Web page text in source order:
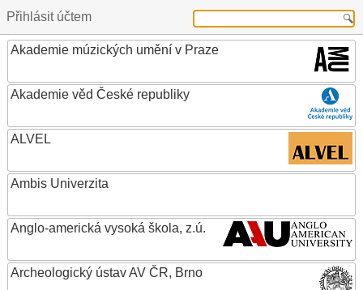
Přihlásit účtem
Akademie múzických umění v Praze
Akademie věd České republiky
ALVEL
Ambis Univerzita
Anglo-americká vysoká škola, z.ú.
Archeologický ústav AV ČR, Brno